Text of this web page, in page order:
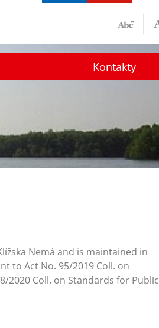
Kontakty
Nemá and is maintained in
to Act No. 95/2019 Coll. on
2020 Coll. on Standards for Public